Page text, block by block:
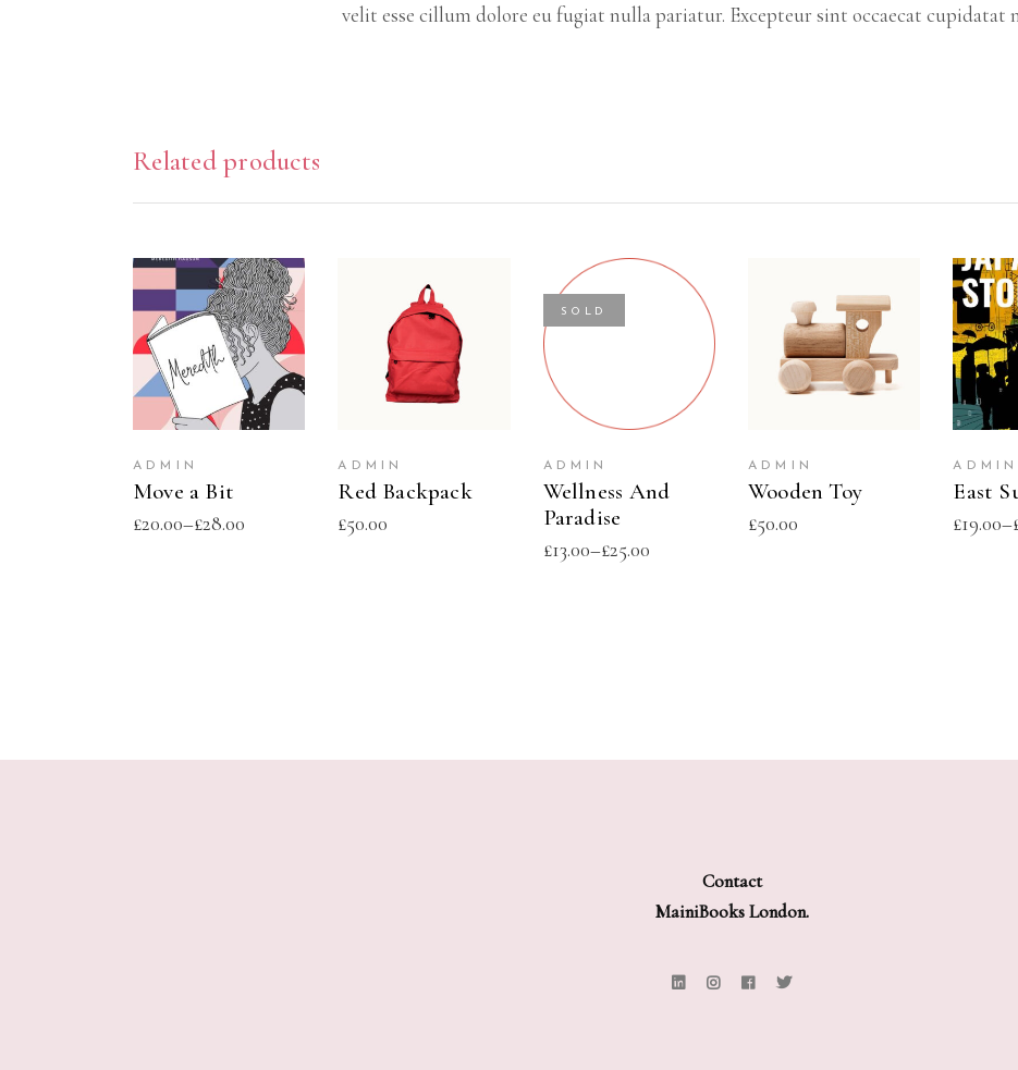
velit esse cillum dolore eu fugiat nulla pariatur. Excepteur sint occaecat cupidatat
Related products
SELECT
OPTIONS
ADMIN
Move a Bit
£20.00–£28.00
ADD TO CART
ADMIN
Red Backpack
£50.00
SOLD
ADMIN
Wellness And
Paradise
£13.00–£25.00
ADD TO CART
ADMIN
Wooden Toy
£50.00
ADMIN
East
£19.00–
Contact
MainiBooks London.